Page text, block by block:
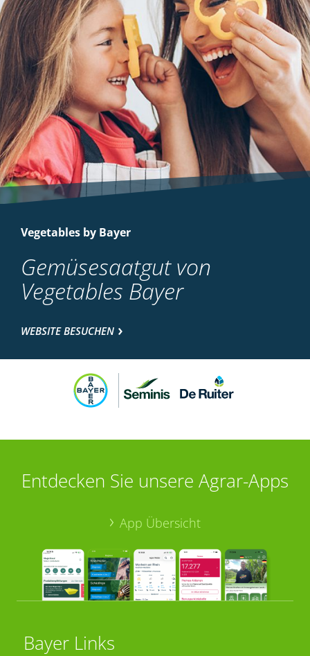
Vegetables by Bayer
Gemüsesaatgut von
Vegetables Bayer
WEBSITE BESUCHEN
Entdecken Sie unsere Agrar-Apps
App Übersicht
Bayer Links